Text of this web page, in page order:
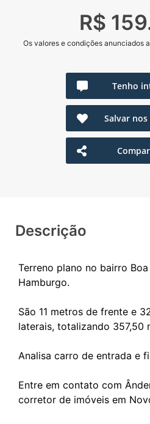
R$
Os valores e condições anunciados
Tenho
Salvar
Descrição
Terreno plano no bairro
Hamburgo.
São 11 metros de frente e
laterais, totalizando 357,50
Analisa carro de entrada e
Entre em contato com
corretor de imóveis em